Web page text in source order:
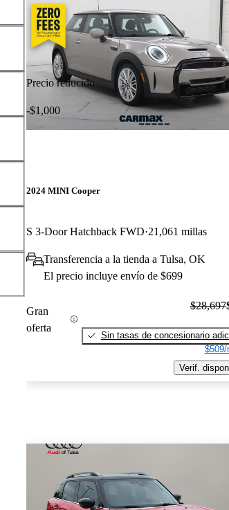
Precio reducido
-$1,000
2024 MINI Cooper
S 3-Door Hatchback FWD 21,061 millas
Transferencia a la tienda a Tulsa, OK
El precio incluye envío de $699
Gran
oferta
$28,697
Sin tasas de concesionario
$509/
Verif.